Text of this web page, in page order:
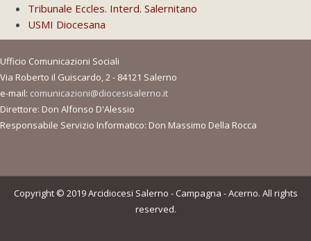
Tribunale Eccles. Interd. Salernitano
USMI Diocesana
Ufficio Comunicazioni Sociali
Via Roberto il Guiscardo, 2 - 84121 Salerno
e-mail: comunicazioni@diocesisalerno.it
Direttore: Don Alfonso D'Alessio
Responsabile Servizio Informatico: Don Massimo Della Rocca
Copyright © 2019 Arcidiocesi Salerno - Campagna - Acerno. All rights
reserved.